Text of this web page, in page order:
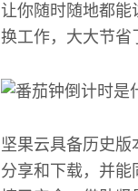
让你随时随地都能
换工作，大大节省
坚果云具备历史
分享和下载，并